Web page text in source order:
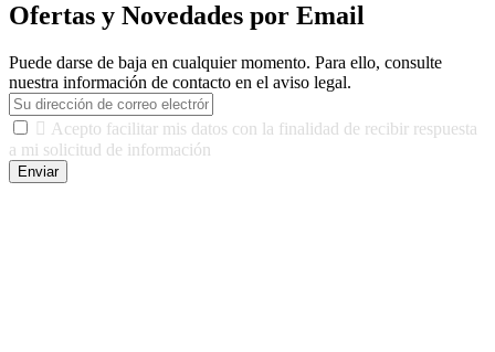
Ofertas y Novedades por Email
Puede darse de baja en cualquier momento. Para ello, consulte
nuestra información de contacto en el aviso legal.
 Acepto facilitar mis datos con la finalidad de recibir respuesta
a mi solicitud de información
Enviar